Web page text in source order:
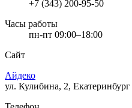
+7 (343) 200-95-50
Часы работы
пн-пт 09:00–18:00
Сайт
Айдеко
ул. Кулибина, 2, Екатеринбург